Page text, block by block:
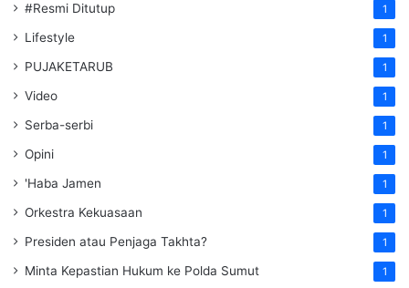
#Resmi Ditutup 1
Lifestyle 1
PUJAKETARUB 1
Video 1
Serba-serbi 1
Opini 1
'Haba Jamen 1
Orkestra Kekuasaan 1
Presiden atau Penjaga Takhta? 1
Minta Kepastian Hukum ke Polda Sumut 1